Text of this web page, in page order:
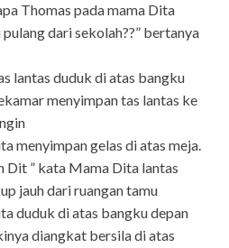
Thomas pada mama Dita
dari sekolah??” bertanya
lantas duduk di atas bangku
menyimpan tas lantas ke
menyimpan gelas di atas meja.
Dit ” kata Mama Dita lantas
jauh dari ruangan tamu
duduk di atas bangku depan
diangkat bersila di atas